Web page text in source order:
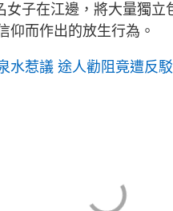
子在江邊，將大量獨立
仰而作出的放生行為。
水惹議 途人勸阻竟遭反